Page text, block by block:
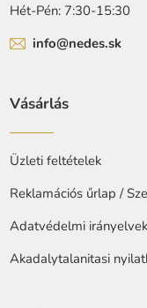
Hét-Pén: 7:30-15:30
info@nedes.sk
Vásárlás
Üzleti feltételek
Reklamációs űrlap /
Adatvédelmi irányelvek
Akadalytalanitasi